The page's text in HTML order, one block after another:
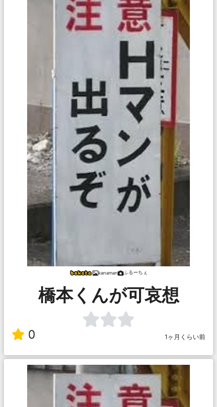
kanaman ふるーちぇ
橋本くんが可哀想
0 1ヶ月くらい前